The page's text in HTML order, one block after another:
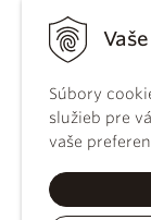
Súbory
služieb pre
vaše
KBS